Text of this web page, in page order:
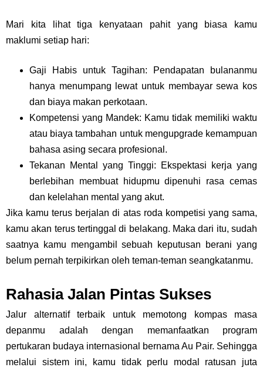
Mari kita lihat tiga kenyataan pahit yang biasa kamu
maklumi setiap hari:
Gaji Habis untuk Tagihan: Pendapatan bulananmu
hanya menumpang lewat untuk membayar sewa kos
dan biaya makan perkotaan.
Kompetensi yang Mandek: Kamu tidak memiliki waktu
atau biaya tambahan untuk mengupgrade kemampuan
bahasa asing secara profesional.
Tekanan Mental yang Tinggi: Ekspektasi kerja yang
berlebihan membuat hidupmu dipenuhi rasa cemas
dan kelelahan mental yang akut.
Jika kamu terus berjalan di atas roda kompetisi yang sama,
kamu akan terus tertinggal di belakang. Maka dari itu, sudah
saatnya kamu mengambil sebuah keputusan berani yang
belum pernah terpikirkan oleh teman-teman seangkatanmu.
Rahasia Jalan Pintas Sukses
Jalur alternatif terbaik untuk memotong kompas masa
depanmu adalah dengan memanfaatkan program
pertukaran budaya internasional bernama Au Pair. Sehingga
melalui sistem ini, kamu tidak perlu modal ratusan juta